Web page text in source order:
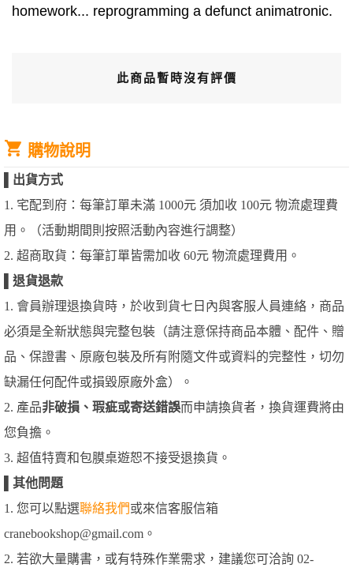
homework... reprogramming a defunct animatronic.
此商品暫時沒有評價
購物說明
出貨方式
1. 宅配到府：每筆訂單未滿 1000元 須加收 100元 物流處理費
用。（活動期間則按照活動內容進行調整）
2. 超商取貨：每筆訂單皆需加收 60元 物流處理費用。
退貨退款
1. 會員辦理退換貨時，於收到貨七日內與客服人員連絡，商品
必須是全新狀態與完整包裝（請注意保持商品本體、配件、贈
品、保證書、原廠包裝及所有附隨文件或資料的完整性，切勿
缺漏任何配件或損毀原廠外盒）。
2. 產品非破損、瑕疵或寄送錯誤而申請換貨者，換貨運費將由
您負擔。
3. 超值特賣和包膜桌遊恕不接受退換貨。
其他問題
1. 您可以點選聯絡我們或來信客服信箱
cranebookshop@gmail.com。
2. 若欲大量購書，或有特殊作業需求，建議您可洽詢 02-